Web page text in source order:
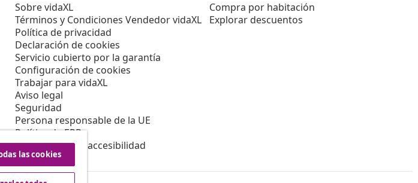
Sobre vidaXL
Términos y Condiciones Vendedor vidaXL
Política de privacidad
Declaración de cookies
Servicio cubierto por la garantía
Configuración de cookies
Trabajar para vidaXL
Aviso legal
Seguridad
Persona responsable de la UE
Política de EPR
Información de accesibilidad
Compra por habitación
Explorar descuentos
las cookies